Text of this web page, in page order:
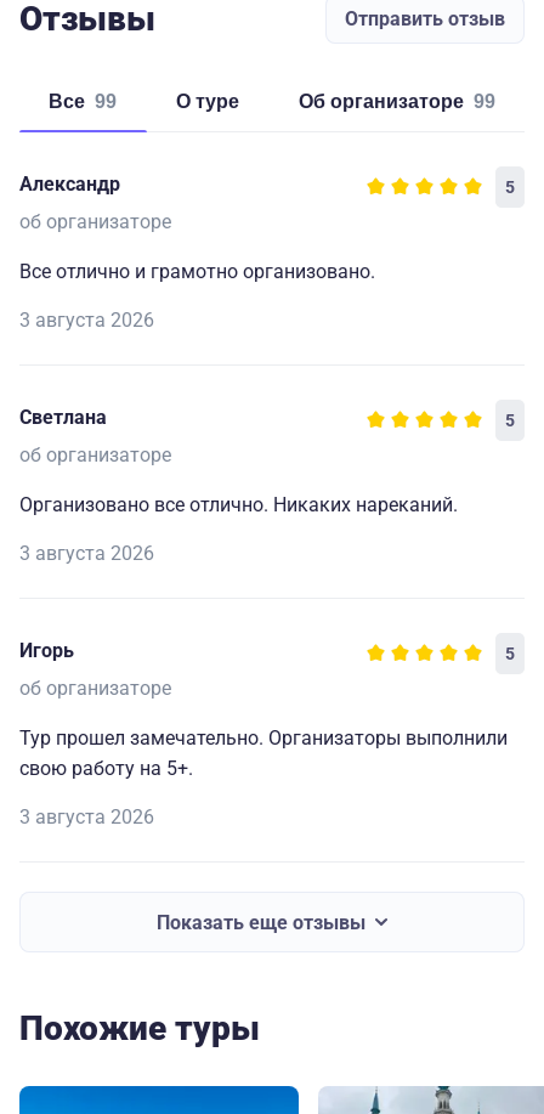
Отзывы Отправить отзыв
Все 99 о туре об организаторе 99
Александр 5
об организаторе
Все отлично и грамотно организовано.
3 августа 2026
Светлана 5
об организаторе
Организовано все отлично. Никаких нареканий.
3 августа 2026
Игорь 5
об организаторе
Тур прошел замечательно. Организаторы выполнили
свою работу на 5+.
3 августа 2026
Показать еще отзывы
Похожие туры